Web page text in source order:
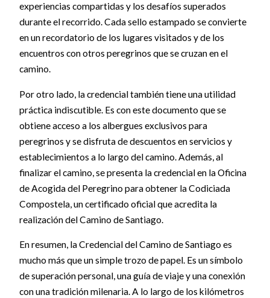
experiencias compartidas y los desafíos superados
durante el recorrido. Cada sello estampado se convierte
en un recordatorio de los lugares visitados y de los
encuentros con otros peregrinos que se cruzan en el
camino.
Por otro lado, la credencial también tiene una utilidad
práctica indiscutible. Es con este documento que se
obtiene acceso a los albergues exclusivos para
peregrinos y se disfruta de descuentos en servicios y
establecimientos a lo largo del camino. Además, al
finalizar el camino, se presenta la credencial en la Oficina
de Acogida del Peregrino para obtener la Codiciada
Compostela, un certificado oficial que acredita la
realización del Camino de Santiago.
En resumen, la Credencial del Camino de Santiago es
mucho más que un simple trozo de papel. Es un símbolo
de superación personal, una guía de viaje y una conexión
con una tradición milenaria. A lo largo de los kilómetros